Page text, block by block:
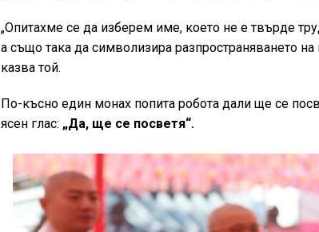
„Опитахме се да изберем име, което не е твърде
а също така да символизира разпространяването
казва той.
По-късно един монах попита робота дали ще се
ясен глас: „Да, ще се посветя“.